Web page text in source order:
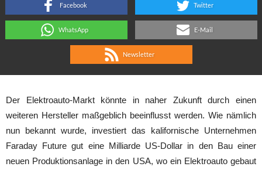
Facebook Twitter
WhatsApp E-Mail
Newsletter
Der Elektroauto-Markt könnte in naher Zukunft durch einen
weiteren Hersteller maßgeblich beeinflusst werden. Wie nämlich
nun bekannt wurde, investiert das kalifornische Unternehmen
Faraday Future gut eine Milliarde US-Dollar in den Bau einer
neuen Produktionsanlage in den USA, wo ein Elektroauto gebaut